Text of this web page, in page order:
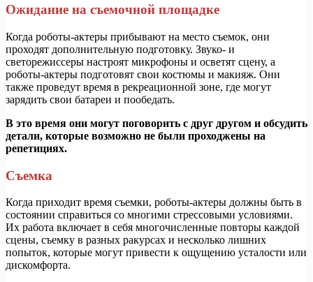
Ожидание на съемочной площадке
Когда роботы-актеры прибывают на место съемок, они
проходят дополнительную подготовку. Звуко- и
светорежиссеры настроят микрофоны и осветят сцену, а
роботы-актеры подготовят свои костюмы и макияж. Они
также проведут время в рекреационной зоне, где могут
зарядить свои батареи и пообедать.
В это время они могут поговорить с друг другом и обсудить
детали, которые возможно не были проходжены на
репетициях.
Съемка
Когда приходит время съемки, роботы-актеры должны быть в
состоянии справиться со многими стрессовыми условиями.
Их работа включает в себя многочисленные повторы каждой
сцены, съемку в разных ракурсах и несколько лишних
попыток, которые могут привести к ощущению усталости или
дискомфорта.